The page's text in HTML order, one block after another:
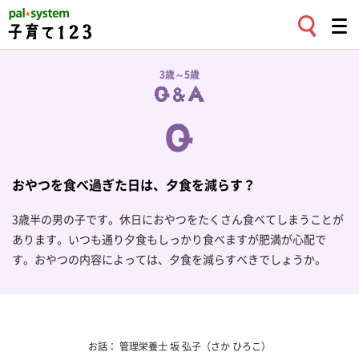
3歳～5歳
おやつを食べ過ぎた日は、夕食を減らす？
3歳半の男の子です。休日におやつをたくさん食べてしまうことが
あります。いつも通り夕食もしっかり食べますが肥満が心配で
す。おやつの内容によっては、夕食を減らすべきでしょうか。
お話： 管理栄養士 坂 弘子 （さか ひろこ）